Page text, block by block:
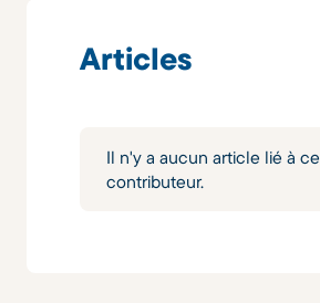
Articles
Il n'y a aucun article lié à ce
contributeur.